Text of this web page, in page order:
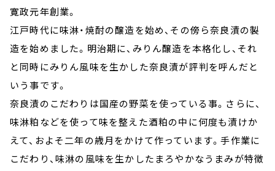
寛政元年創業。
江戸時代に味淋・焼酎の醸造を始め、その傍ら奈良漬の製
造を始めました。明治期に、みりん醸造を本格化し、それ
と同時にみりん風味を生かした奈良漬が評判を呼んだと
いう事です。
奈良漬のこだわりは国産の野菜を使っている事。さらに、
味淋粕などを使って味を整えた酒粕の中に何度も漬けか
えて、およそ二年の歳月をかけて作っています。手作業に
こだわり、味淋の風味を生かしたまろやかなうまみが特徴